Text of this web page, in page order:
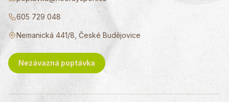
605 729 048
Nemanická 441/8, České Budějovice
Nezávazná poptávka